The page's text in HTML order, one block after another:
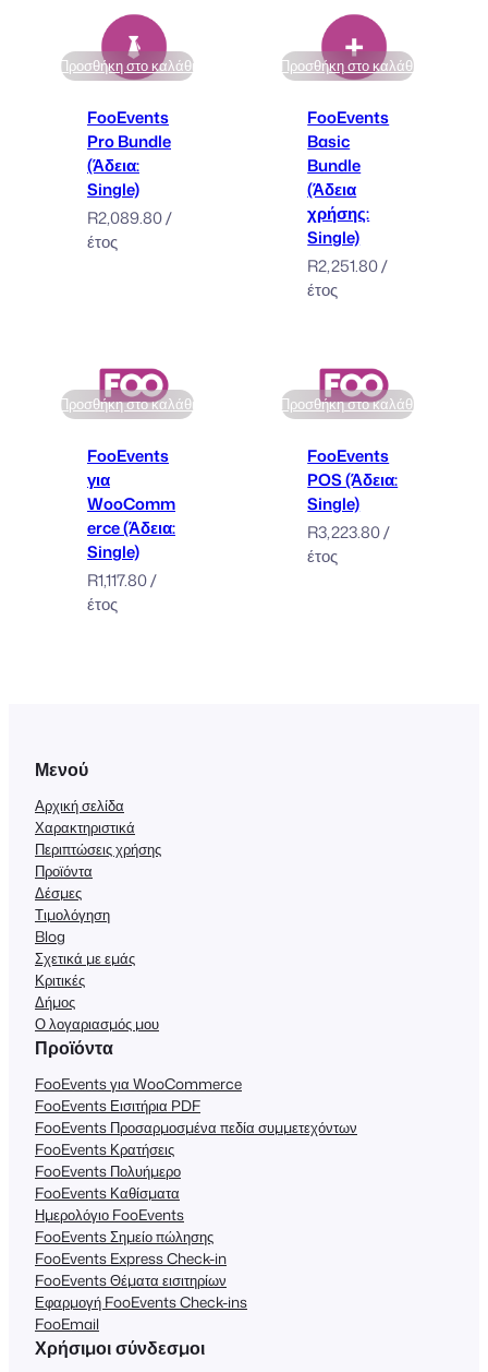
Προσθήκη στο καλάθι
FooEvents
Pro Bundle
(Άδεια:
Single)
R2,089.80/
έτος
Προσθήκη στο καλάθι
FooEvents
Basic
Bundle
(Άδεια
χρήσης:
Single)
R2,251.80/
έτος
Προσθήκη στο καλάθι
FooEvents
για
WooComm
erce (Άδεια:
Single)
R1,117.80/
έτος
Προσθήκη στο καλάθι
FooEvents
POS (Άδεια:
Single)
R3,223.80/
έτος
Μενού
Αρχική σελίδα
Χαρακτηριστικά
Περιπτώσεις χρήσης
Προϊόντα
Δέσμες
Τιμολόγηση
Blog
Σχετικά με εμάς
Κριτικές
Δήμος
Ο λογαριασμός μου
Προϊόντα
FooEvents για WooCommerce
FooEvents Εισιτήρια PDF
FooEvents Προσαρμοσμένα πεδία συμμετεχόντων
FooEvents Κρατήσεις
FooEvents Πολυήμερο
FooEvents Καθίσματα
Ημερολόγιο FooEvents
FooEvents Σημείο πώλησης
FooEvents Express Check-in
FooEvents Θέματα εισιτηρίων
Εφαρμογή FooEvents Check-ins
FooEmail
Χρήσιμοι σύνδεσμοι